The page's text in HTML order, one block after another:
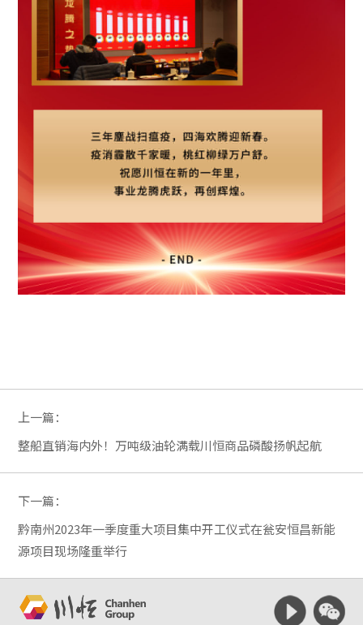
上一篇：
整船直销海内外！万吨级油轮满载川恒商品磷酸扬帆起航
下一篇：
黔南州2023年一季度重大项目集中开工仪式在瓮安恒昌新能
源项目现场隆重举行